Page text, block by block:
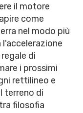
il motore
come
nel modo più
di
i prossimi
rettilineo e
terreno di
filosofia